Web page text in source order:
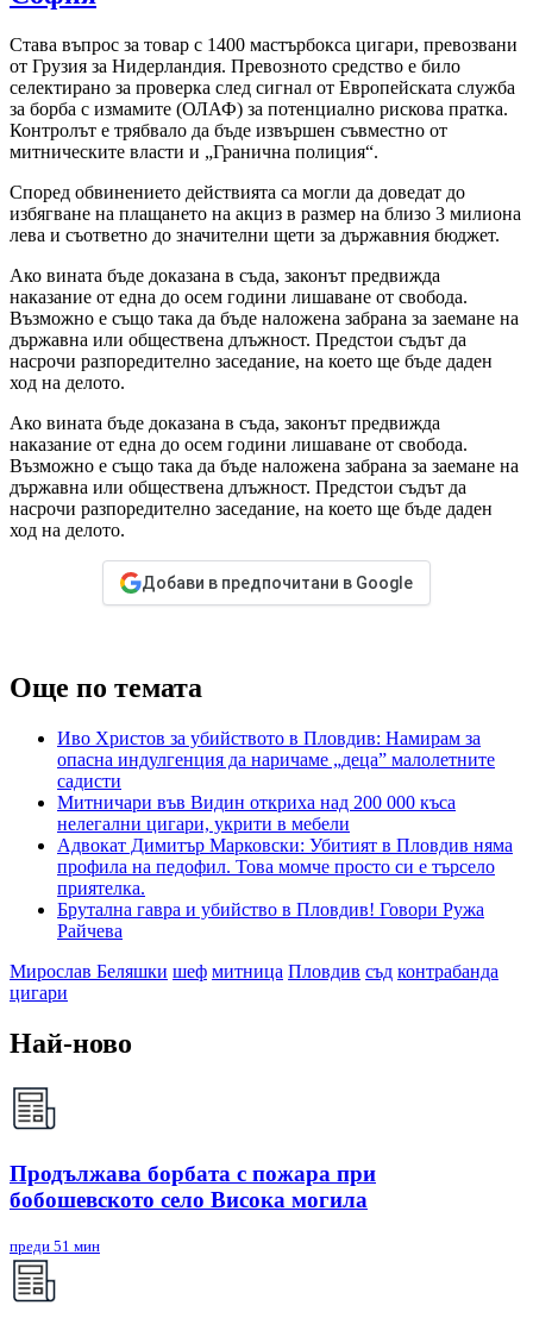
Става въпрос за товар с 1400 мастърбокса цигари, превозвани
от Грузия за Нидерландия. Превозното средство е било
селектирано за проверка след сигнал от Европейската служба
за борба с измамите (ОЛАФ) за потенциално рискова пратка.
Контролът е трябвало да бъде извършен съвместно от
митническите власти и „Гранична полиция“.
Според обвинението действията са могли да доведат до
избягване на плащането на акциз в размер на близо 3 милиона
лева и съответно до значителни щети за държавния бюджет.
Ако вината бъде доказана в съда, законът предвижда
наказание от една до осем години лишаване от свобода.
Възможно е също така да бъде наложена забрана за заемане на
държавна или обществена длъжност. Предстои съдът да
насрочи разпоредително заседание, на което ще бъде даден
ход на делото.
Ако вината бъде доказана в съда, законът предвижда
наказание от една до осем години лишаване от свобода.
Възможно е също така да бъде наложена забрана за заемане на
държавна или обществена длъжност. Предстои съдът да
насрочи разпоредително заседание, на което ще бъде даден
ход на делото.
Добави в предпочитани в Google
Още по темата
Иво Христов за убийството в Пловдив: Намирам за
опасна индулгенция да наричаме „деца” малолетните
садисти
Митничари във Видин откриха над 200 000 къса
нелегални цигари, укрити в мебели
Адвокат Димитър Марковски: Убитият в Пловдив няма
профила на педофил. Това момче просто си е търсело
приятелка.
Брутална гавра и убийство в Пловдив! Говори Ружа
Райчева
Мирослав Беляшки шеф митница Пловдив съд контрабанда
цигари
Най-ново
Продължава борбата с пожара при
бобошевското село Висока могила
преди 51 мин